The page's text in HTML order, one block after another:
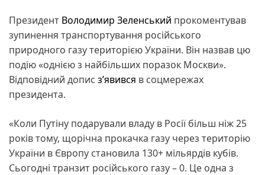
Президент Володимир Зеленський прокоментував
зупинення транспортування російського
природного газу територією України. Він назвав цю
подію «однією з найбільших поразок Москви».
Відповідний допис з’явився в соцмережах
президента.
«Коли Путіну подарували владу в Росії більш ніж 25
років тому, щорічна прокачка газу через територію
України в Європу становила 130+ мільярдів кубів.
Сьогодні транзит російського газу – 0. Це одна з